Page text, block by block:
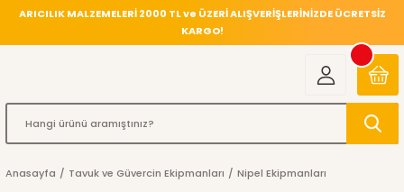
ARICILIK MALZEMELERİ 2000 TL ve ÜZERİ ALIŞVERİŞLERİNİZDE ÜCRETSİZ
KARGO!
Anasayfa Tavuk ve Güvercin Ekipmanları Nipel Ekipmanları